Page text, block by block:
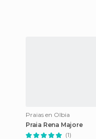
Praias en Olbia
Praia Rena Majore
(1)